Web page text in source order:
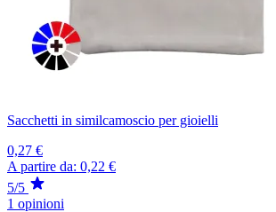
Sacchetti in similcamoscio per gioielli
0,27 €
A partire da: 0,22 €
5/5
1 opinioni